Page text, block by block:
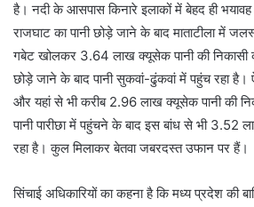
है। नदी के आसपास किनारे इलाकों में बेहद ही
राजघाट का पानी छोड़े जाने के बाद माताटीला में
गबेट खोलकर 3.64 लाख क्यूसेक पानी की निकासी
छोड़े जाने के बाद पानी सुकवां-ढुंकवां में पहुंच रहा है।
और यहां से भी करीब 2.96 लाख क्यूसेक पानी की
पानी पारीछा में पहुंचने के बाद इस बांध से भी 3.52
रहा है। कुल मिलाकर बेतवा जबरदस्त उफान पर हैं।
सिंचाई अधिकारियों का कहना है कि मध्य प्रदेश की